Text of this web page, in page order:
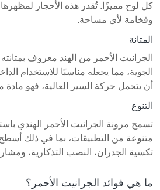
كل لوح مميزًا. تُقدر هذه الأحجار
وفخامة لأي مساحة.
المتانة
الجرانيت الأحمر من الهند معروف
الجوية، مما يجعله مناسبًا للاستخدام
أن يتحمل حركة السير العالية، فهو مادة
التنوع
تسمح مرونة الجرانيت الأحمر الهندي
متنوعة من التطبيقات، بما في ذلك أسطح
تكسية الجدران، النصب التذكارية،
ما هي فوائد الجرانيت الأحمر؟